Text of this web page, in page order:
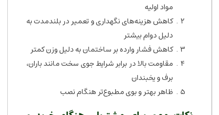
مواد اولیه
کاهش هزینه‌های نگهداری و تعمیر در بلندمدت به
دلیل دوام بیشتر
کاهش فشار وارده بر ساختمان به دلیل وزن کمتر
مقاومت بالا در برابر شرایط جوی سخت مانند باران،
برف و یخبندان
ظاهر بهتر و بوی مطبوع‌تر هنگام نصب